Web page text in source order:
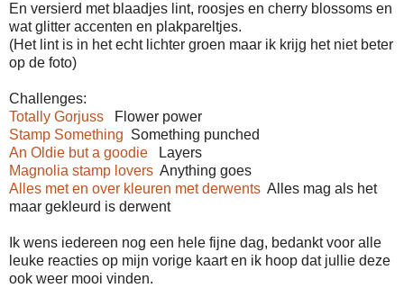
En versierd met blaadjes lint, roosjes en cherry blossoms en
wat glitter accenten en plakpareltjes.
(Het lint is in het echt lichter groen maar ik krijg het niet beter
op de foto)
Challenges:
Totally Gorjuss Flower power
Stamp Something Something punched
An Oldie but a goodie Layers
Magnolia stamp lovers Anything goes
Alles met en over kleuren met derwents Alles mag als het
maar gekleurd is derwent
Ik wens iedereen nog een hele fijne dag, bedankt voor alle
leuke reacties op mijn vorige kaart en ik hoop dat jullie deze
ook weer mooi vinden.